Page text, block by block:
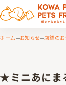
ホーム お知らせ 店舗の
★ミニあにま